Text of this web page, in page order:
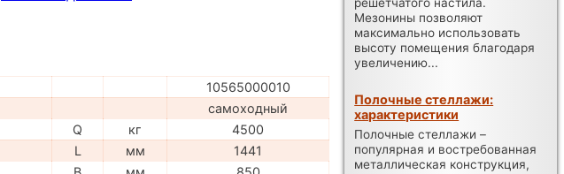
10565000010
самоходный
Q кг
4500
L мм
1441
Мезонины позволяют
максимально использовать
высоту помещения благодаря
увеличению...
Полочные стеллажи:
характеристики
Полочные стеллажи –
популярная и востребованная
металлическая конструкция,